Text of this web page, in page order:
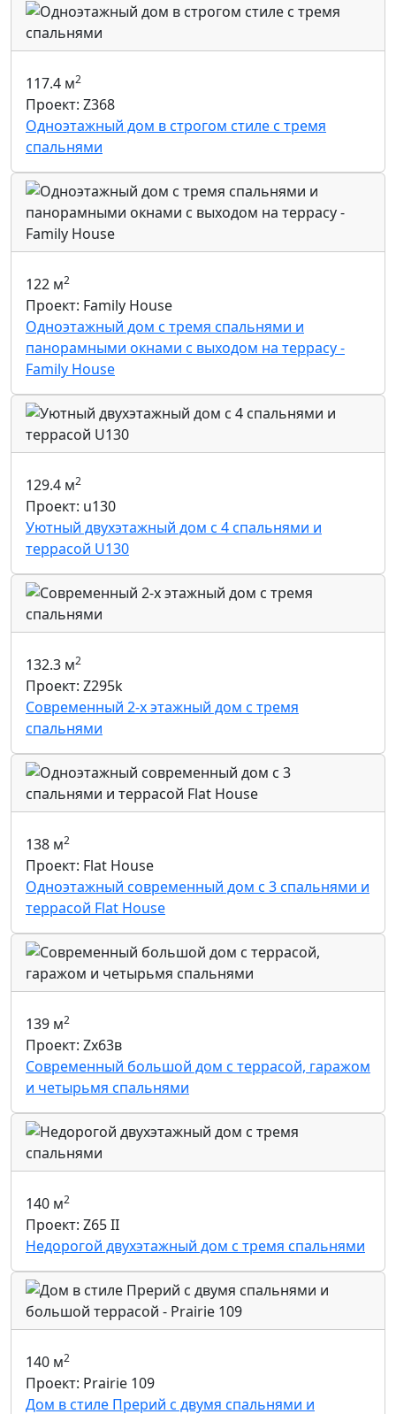
117.4 м2
Проект: Z368
Одноэтажный дом в строгом стиле с тремя
спальнями
122 м2
Проект: Family House
Одноэтажный дом с тремя спальнями и
панорамными окнами с выходом на террасу -
Family House
129.4 м2
Проект: u130
Уютный двухэтажный дом с 4 спальнями и
террасой U130
132.3 м2
Проект: Z295k
Современный 2-х этажный дом с тремя
спальнями
138 м2
Проект: Flat House
Одноэтажный современный дом с 3 спальнями и
террасой Flat House
139 м2
Проект: Zx63в
Современный большой дом с террасой, гаражом
и четырьмя спальнями
140 м2
Проект: Z65 II
Недорогой двухэтажный дом с тремя спальнями
140 м2
Проект: Prairie 109
Дом в стиле Прерий с двумя спальнями и